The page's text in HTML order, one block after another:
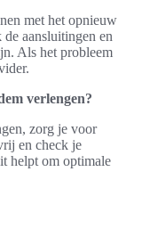
met het opnieuw
aansluitingen en
Als het probleem
verlengen?
zorg je voor
en check je
helpt om optimale